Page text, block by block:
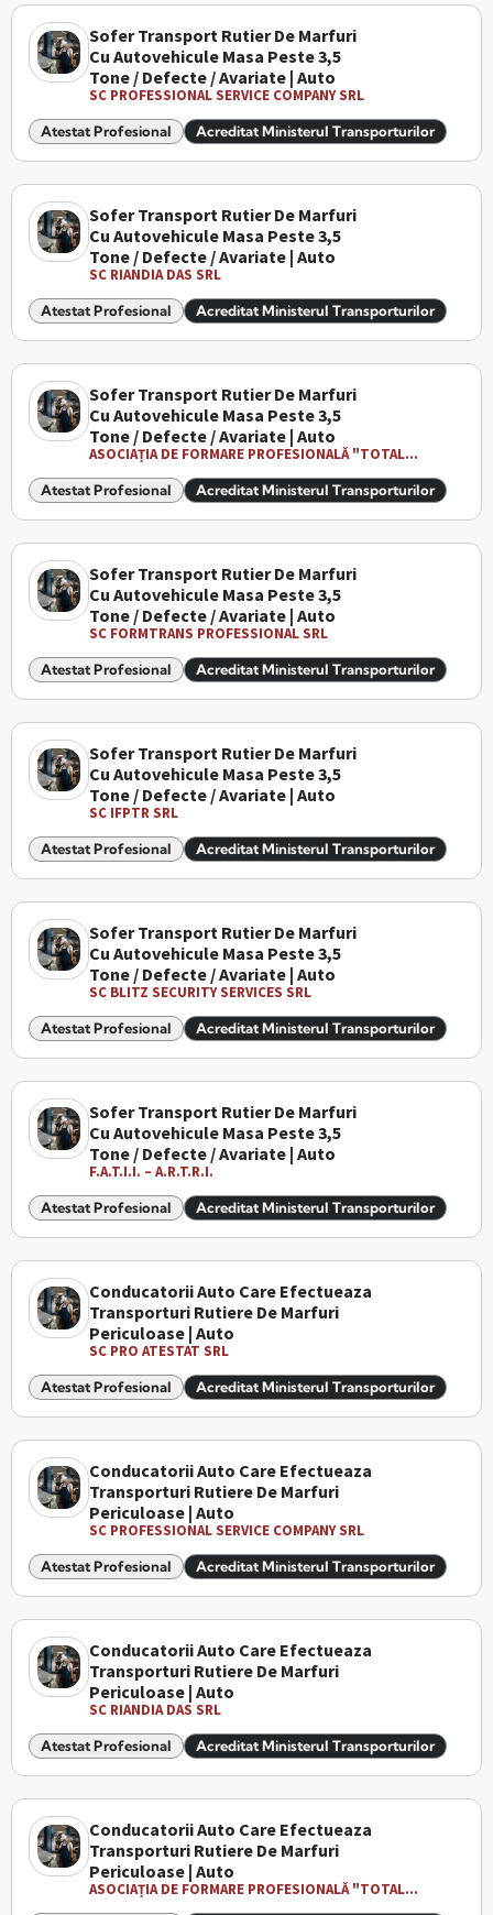
Sofer Transport Rutier De Marfuri
Cu Autovehicule Masa Peste 3,5
Tone / Defecte / Avariate | Auto
SC PROFESSIONAL SERVICE COMPANY SRL
Atestat Profesional Acreditat Ministerul Transporturilor
Sofer Transport Rutier De Marfuri
Cu Autovehicule Masa Peste 3,5
Tone / Defecte / Avariate | Auto
SC RIANDIA DAS SRL
Atestat Profesional Acreditat Ministerul Transporturilor
Sofer Transport Rutier De Marfuri
Cu Autovehicule Masa Peste 3,5
Tone / Defecte / Avariate | Auto
ASOCIAȚIA DE FORMARE PROFESIONALĂ "TOTAL...
Atestat Profesional Acreditat Ministerul Transporturilor
Sofer Transport Rutier De Marfuri
Cu Autovehicule Masa Peste 3,5
Tone / Defecte / Avariate | Auto
SC FORMTRANS PROFESSIONAL SRL
Atestat Profesional Acreditat Ministerul Transporturilor
Sofer Transport Rutier De Marfuri
Cu Autovehicule Masa Peste 3,5
Tone / Defecte / Avariate | Auto
SC IFPTR SRL
Atestat Profesional Acreditat Ministerul Transporturilor
Sofer Transport Rutier De Marfuri
Cu Autovehicule Masa Peste 3,5
Tone / Defecte / Avariate | Auto
SC BLITZ SECURITY SERVICES SRL
Atestat Profesional Acreditat Ministerul Transporturilor
Sofer Transport Rutier De Marfuri
Cu Autovehicule Masa Peste 3,5
Tone / Defecte / Avariate | Auto
F.A.T.I.I. – A.R.T.R.I.
Atestat Profesional Acreditat Ministerul Transporturilor
Conducatorii Auto Care Efectueaza
Transporturi Rutiere De Marfuri
Periculoase | Auto
SC PRO ATESTAT SRL
Atestat Profesional Acreditat Ministerul Transporturilor
Conducatorii Auto Care Efectueaza
Transporturi Rutiere De Marfuri
Periculoase | Auto
SC PROFESSIONAL SERVICE COMPANY SRL
Atestat Profesional Acreditat Ministerul Transporturilor
Conducatorii Auto Care Efectueaza
Transporturi Rutiere De Marfuri
Periculoase | Auto
SC RIANDIA DAS SRL
Atestat Profesional Acreditat Ministerul Transporturilor
Conducatorii Auto Care Efectueaza
Transporturi Rutiere De Marfuri
Periculoase | Auto
ASOCIAȚIA DE FORMARE PROFESIONALĂ "TOTAL...